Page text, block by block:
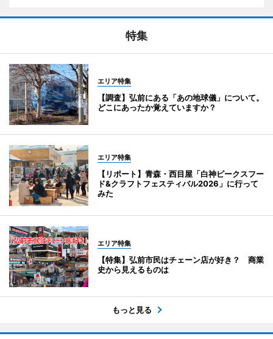
特集
エリア特集
【調査】弘前にある「あの地球儀」について。
どこにあったか覚えていますか？
エリア特集
【リポート】青森・西目屋「白神ピークスフー
ド&クラフトフェスティバル2026」に行って
みた
エリア特集
【特集】弘前市民はチェーン店が好き？ 商業
史から見えるものは
もっと見る